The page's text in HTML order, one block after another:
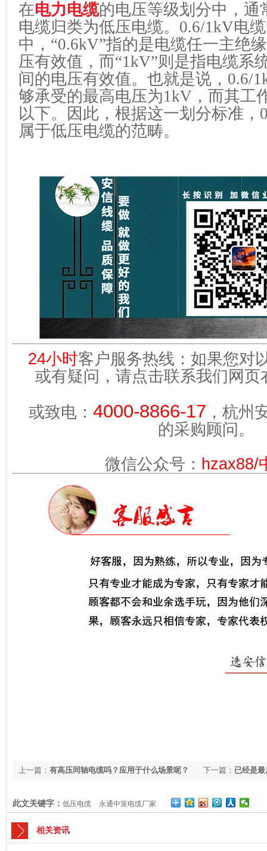
在电力电缆的电压等级划分中，通
电缆归类为低压电缆。 0.6/1kV电
中， “0.6kV”指的是电缆任一主绝
压有效值，而“1kV”则是指电缆系
间的电压有效值。也就是说， 0.6/
够承受的最高电压为1kV ，而其工
以下。因此，根据这一划分标准，
属于低压电缆的范畴。
24小时客户服务热线：如果您对
或有疑问，请点击联系我们网页
或致电： 4000-8866-17 ，杭
的采购顾问。
微信公众号： hzax88/
下一篇： 已经是
上一篇： 有高压同轴电缆吗？应用于什么场景呢？
此文关键字： 低压电缆 永通中策电缆厂家
相关资讯